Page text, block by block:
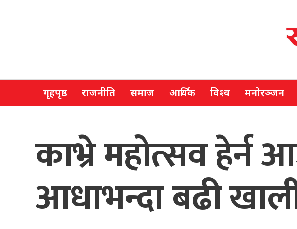
गृहपृष्ठ राजनीति समाज आर्थिक विश्व मनोरञ्जन
काभ्रे महोत्सव
आधाभन्दा बढी